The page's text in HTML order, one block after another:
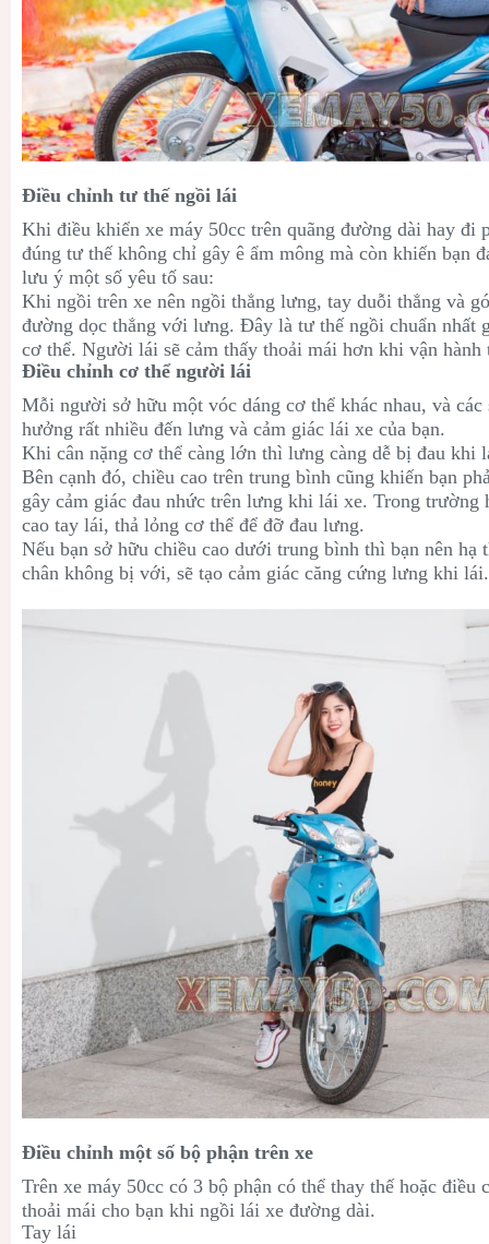
Điều chỉnh tư thế ngồi lái
Khi điều khiển xe máy 50cc trên quãng đường dài hay đi
đúng tư thế không chỉ gây ê ẩm mông mà còn khiến bạn
lưu ý một số yêu tố sau:
Khi ngồi trên xe nên ngồi thẳng lưng, tay duỗi thẳng và
đường dọc thẳng với lưng. Đây là tư thế ngồi chuẩn nhất
cơ thể. Người lái sẽ cảm thấy thoải mái hơn khi vận hành
Điều chỉnh cơ thể người lái
Mỗi người sở hữu một vóc dáng cơ thể khác nhau, và các
hưởng rất nhiều đến lưng và cảm giác lái xe của bạn.
Khi cân nặng cơ thể càng lớn thì lưng càng dễ bị đau khi
Bên cạnh đó, chiều cao trên trung bình cũng khiến bạn
gây cảm giác đau nhức trên lưng khi lái xe. Trong trường
cao tay lái, thả lỏng cơ thể để đỡ đau lưng.
Nếu bạn sở hữu chiều cao dưới trung bình thì bạn nên hạ
chân không bị với, sẽ tạo cảm giác căng cứng lưng khi lái.
Điều chỉnh một số bộ phận trên xe
Trên xe máy 50cc có 3 bộ phận có thể thay thế hoặc điều
thoải mái cho bạn khi ngồi lái xe đường dài.
Tay lái